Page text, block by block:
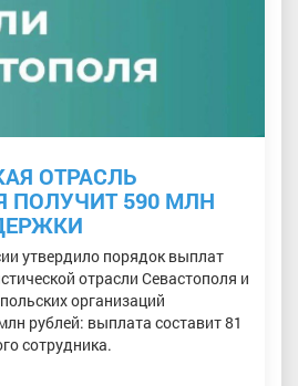
ОТРАСЛЬ
ПОЛУЧИТ 590 МЛН
утвердило порядок выплат
отрасли Севастополя и
организаций
рублей: выплата составит 81
сотрудника.